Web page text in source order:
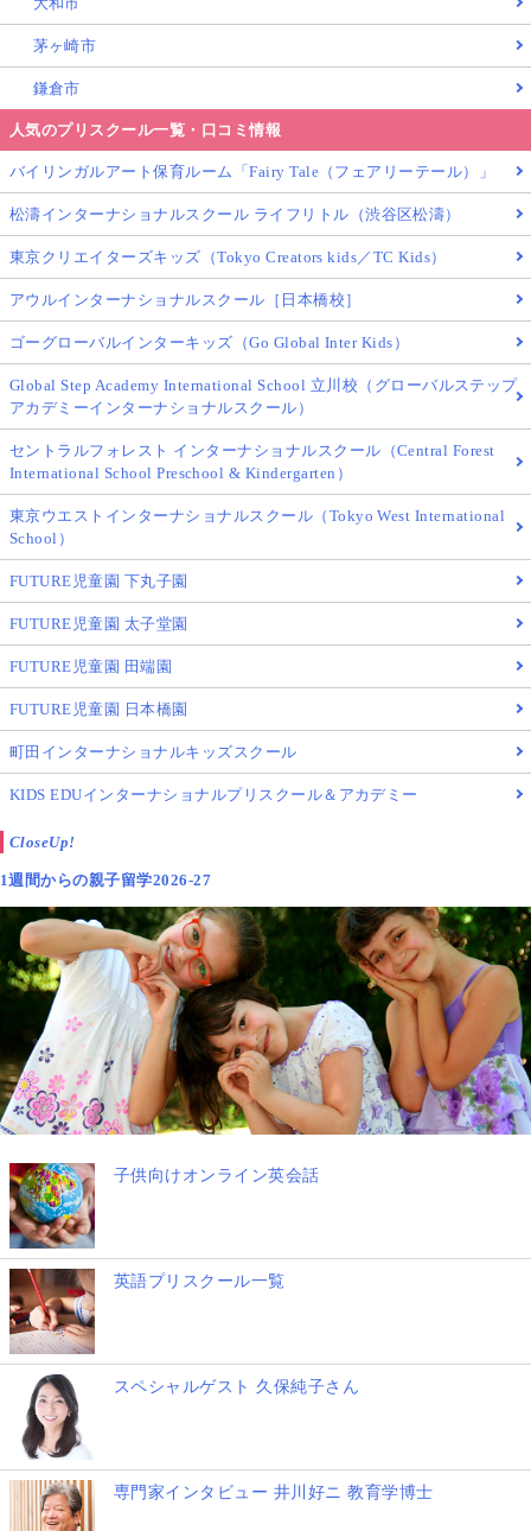
茅ヶ崎市
鎌倉市
人気のプリスクール一覧・口コミ情報
バイリンガルアート保育ルーム「Fairy Tale（フェアリーテール）」
松濤インターナショナルスクール ライフリトル（渋谷区松濤）
東京クリエイターズキッズ（Tokyo Creators kids／TC Kids）
アウルインターナショナルスクール［日本橋校］
ゴーグローバルインターキッズ（Go Global Inter Kids）
Global Step Academy International School 立川校（グローバルステップ
アカデミーインターナショナルスクール）
セントラルフォレスト インターナショナルスクール（Central Forest
International School Preschool & Kindergarten）
東京ウエストインターナショナルスクール（Tokyo West International
School）
FUTURE児童園 下丸子園
FUTURE児童園 太子堂園
FUTURE児童園 田端園
FUTURE児童園 日本橋園
町田インターナショナルキッズスクール
KIDS EDUインターナショナルプリスクール＆アカデミー
CloseUp!
1週間からの親子留学2026-27
子供向けオンライン英会話
英語プリスクール一覧
スペシャルゲスト 久保純子さん
専門家インタビュー 井川好ニ 教育学博士